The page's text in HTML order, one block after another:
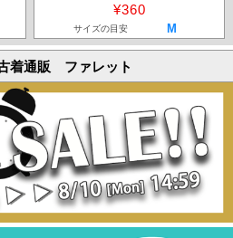
¥360
サイズの目安 M
着通販 ファレット